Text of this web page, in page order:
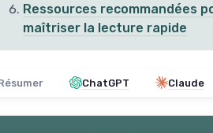
＋ Techniques éprouvées
＋ Lire 300 pagesen 1
Ressources recommandées
maîtriser la lecture rapide
ChatGPT Claude